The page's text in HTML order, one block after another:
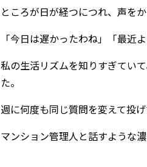
ところが日が経つにつれ、声を
「今日は遅かったわね」「最近
私の生活リズムを知りすぎてい
た。
週に何度も同じ質問を変えて投
マンション管理人と話すような